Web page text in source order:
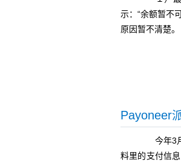
示：“余额暂不
原因暂不清楚。
Payoneer
今年3月
料里的支付信